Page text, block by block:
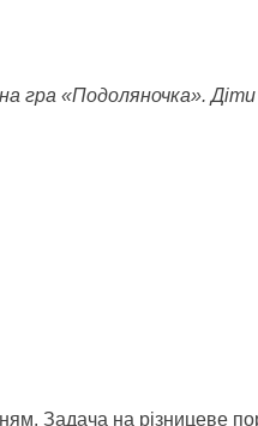
гра «Подоляночка».
Задача на різницеве